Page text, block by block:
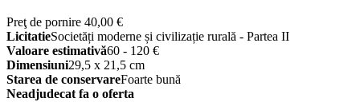
Preţ de pornire 40,00 €
LicitatieSocietăți moderne și civilizație rurală - Partea II
Valoare estimativă60 - 120 €
Dimensiuni29,5 x 21,5 cm
Starea de conservareFoarte bună
Neadjudecat fa o oferta